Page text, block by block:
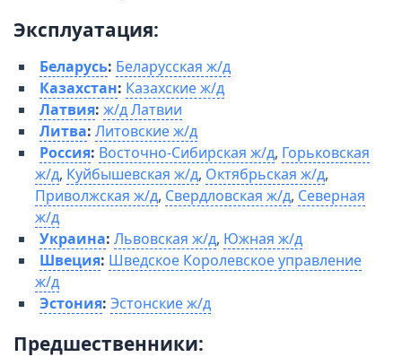
Эксплуатация:
Беларусь: Беларусская ж/д
Казахстан: Казахские ж/д
Латвия: ж/д Латвии
Литва: Литовские ж/д
Россия: Восточно-Сибирская ж/д, Горьковская
ж/д, Куйбышевская ж/д, Октябрьская ж/д,
Приволжская ж/д, Свердловская ж/д, Северная
ж/д
Украина: Львовская ж/д, Южная ж/д
Швеция: Шведское Королевское управление
ж/д
Эстония: Эстонские ж/д
Предшественники: